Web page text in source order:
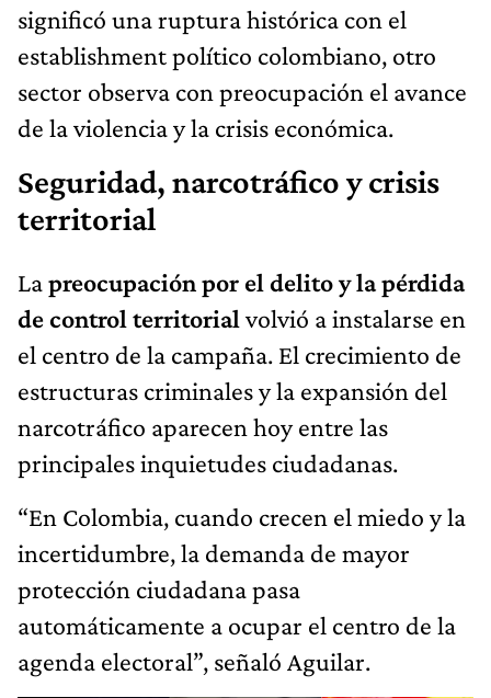
significó una ruptura histórica con el
establishment político colombiano, otro
sector observa con preocupación el avance
de la violencia y la crisis económica.
Seguridad, narcotráfico y crisis
territorial
Lapreocupación por el delito y la pérdida
de control territorial volvió a instalarse en
el centro de la campaña. El crecimiento de
estructuras criminales y la expansión del
narcotráfico aparecen hoy entre las
principales inquietudes ciudadanas.
“En Colombia, cuando crecen el miedo y la
incertidumbre, la demanda de mayor
protección ciudadana pasa
automáticamente a ocupar el centro de la
agenda electoral”, señaló Aguilar.